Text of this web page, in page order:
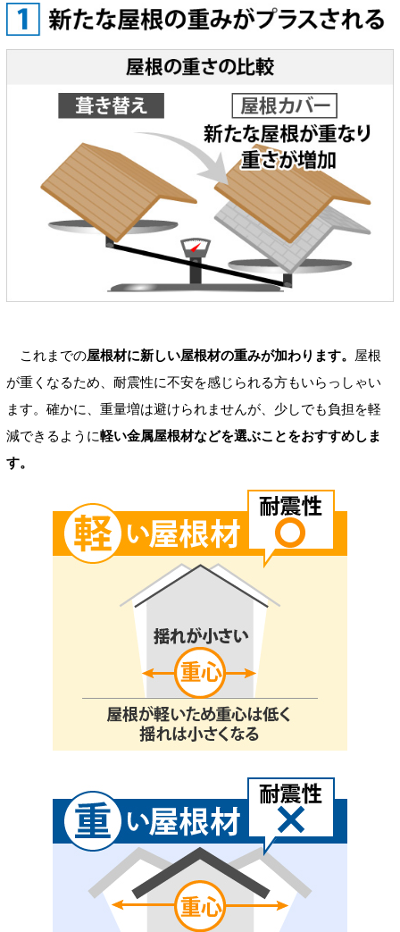
これまでの屋根材に新しい屋根材の重みが加わります。
屋根
が重くなるため、耐震性に不安を感じられる方もいらっしゃい
ます。確かに、重量増は避けられませんが、少しでも負担を軽
減できるように軽い金属屋根材などを選ぶことをおすすめしま
す。